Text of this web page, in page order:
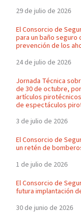
29 de julio de 2026
El Consorcio de
para un baño seguro
prevención de los
24 de julio de 2026
Jornada Técnica
de 30 de octubre,
artículos
de espectáculos
3 de julio de 2026
El Consorcio de
un retén de
1 de julio de 2026
El Consorcio de
futura implantación
30 de junio de 2026